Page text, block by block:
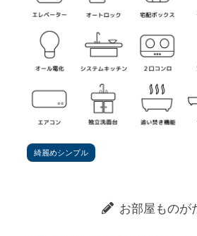
綺麗めシンプル
お部屋ものが